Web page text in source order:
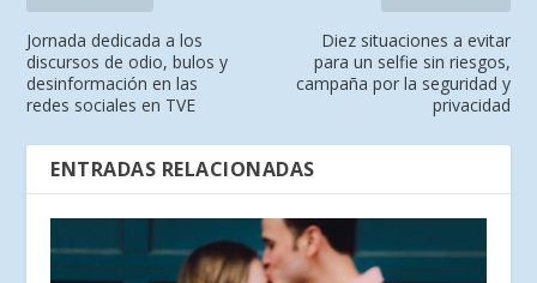
Jornada dedicada a los
discursos de odio, bulos y
desinformación en las
redes sociales en TVE
Diez situaciones a evitar
para un selfie sin riesgos,
campaña por la seguridad y
privacidad
ENTRADAS RELACIONADAS